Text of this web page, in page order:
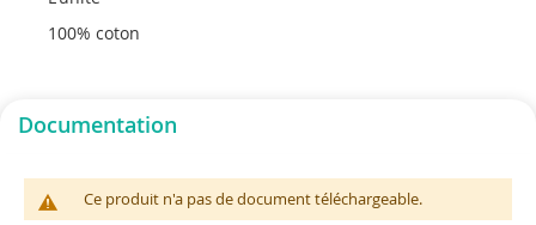
100% coton
Documentation
Ce produit n'a pas de document téléchargeable.